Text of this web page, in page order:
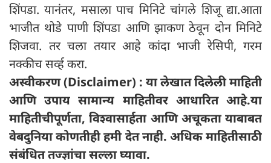
शिंपडा. यानंतर, मसाला पाच मिनिटे चांगले शिजू द्या.आता
भाजीत थोडे पाणी शिंपडा आणि झाकण ठेवून दोन मिनिटे
शिजवा. तर चला तयार आहे कांदा भाजी रेसिपी, गरम
नक्कीच सर्व्ह करा.
अस्वीकरण (Disclaimer) : या लेखात दिलेली माहिती
आणि उपाय सामान्य माहितीवर आधारित आहे.या
माहितीचीपूर्णता, विश्वासार्हता आणि अचूकता याबाबत
वेबदुनिया कोणतीही हमी देत ​​नाही. अधिक माहितीसाठी
संबंधित तज्ज्ञांचा सल्ला घ्यावा.